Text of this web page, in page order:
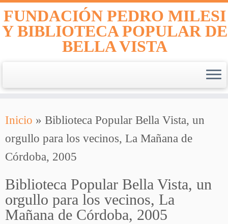
al
contenido
FUNDACIÓN PEDRO MILESI
Y BIBLIOTECA POPULAR DE
BELLA VISTA
Inicio » Biblioteca Popular Bella Vista, un
orgullo para los vecinos, La Mañana de
Córdoba, 2005
Biblioteca Popular Bella Vista, un
orgullo para los vecinos, La
Mañana de Córdoba, 2005